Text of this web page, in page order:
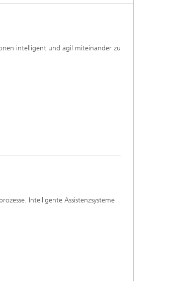
intelligent und agil miteinander zu
Intelligente Assistenzsysteme